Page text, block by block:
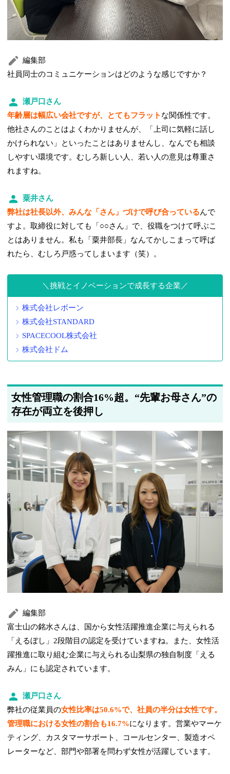
編集部
社員同士のコミュニケーションはどのような感じですか？
瀬戸口さん
年齢層は幅広い会社ですが、とてもフラット な関係性です。
他社さんのことはよくわかりませんが、「上司に気軽に話し
かけられない」といったことはありませんし、なんでも相談
しやすい環境です。むしろ新しい人、若い人の意見は尊重さ
れますね。
粟井さん
弊社は社長以外、みんな「さん」づけで呼び合っているんで
すよ。取締役に対しても「○○さん」で、役職をつけて呼ぶこ
とはありません。私も「粟井部長」なんてかしこまって呼ば
れたら、むしろ戸惑ってしまいます（笑）。
挑戦とイノベーションで成長する企業
株式会社レボーン
株式会社STANDARD
SPACECOOL株式会社
株式会社ドム
女性管理職の割合16%超。“先輩お母さん”の
存在が両立を後押し
編集部
富士山の銘水さんは、国から女性活躍推進企業に与えられる
「えるぼし」2段階目の認定を受けていますね。また、女性活
躍推進に取り組む企業に与えられる山梨県の独自制度「える
みん」にも認定されています。
瀬戸口さん
弊社の従業員の女性比率は50.6%で、社員の半分は女性です。
管理職における女性の割合も16.7%になります。営業やマーケ
ティング、カスタマーサポート、コールセンター、製造オペ
レーターなど、部門や部署を問わず女性が活躍しています。